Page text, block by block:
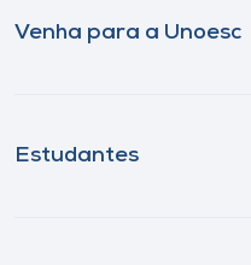
Venha para a Unoesc
Estudantes